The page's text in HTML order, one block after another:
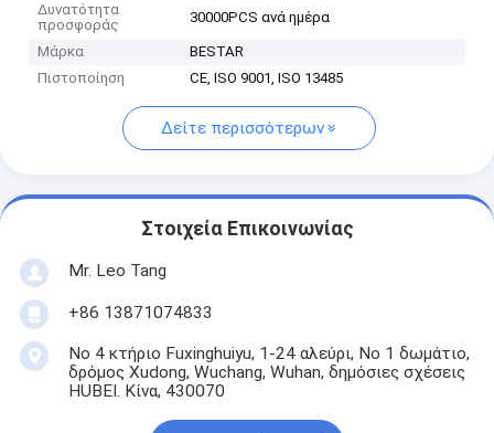
Δυνατότητα
προσφοράς
30000PCS ανά ημέρα
Μάρκα
BESTAR
Πιστοποίηση
CE, ISO 9001, ISO 13485
Δείτε περισσότερων
Στοιχεία Επικοινωνίας
Mr. Leo Tang
+86 13871074833
Νο 4 κτήριο Fuxinghuiyu, 1-24 αλεύρι, Νο 1 δωμάτιο,
δρόμος Xudong, Wuchang, Wuhan, δημόσιες σχέσεις
HUBEI. Κίνα, 430070